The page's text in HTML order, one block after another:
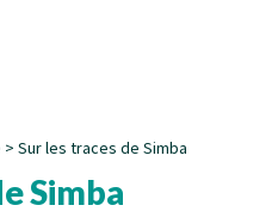
> Sur les traces de Simba
Simba